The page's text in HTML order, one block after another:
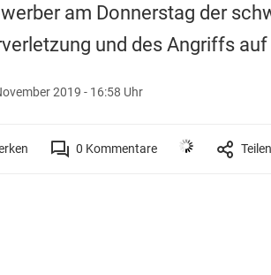
am Donnerstag der
und des Angriffs
2019 - 16:58 Uhr
0 Kommentare Teilen